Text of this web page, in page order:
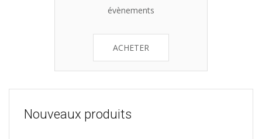
évènements
ACHETER
Nouveaux produits